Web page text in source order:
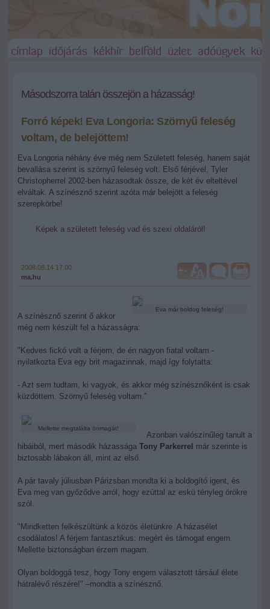
címlap időjárás kékhír belföld üzlet adóügyek
Másodszorra talán összejön a házasság!
Forró képek! Eva Longoria: Szörnyű feleség
voltam, de belejöttem!
Eva Longoria néhány éve még nem Született feleség, hanem saját
bevallása szerint is szörnyű feleség volt. Első férjével, Tyler
Christopherrel 2002-ben házasodtak össze, de két év elteltével
elváltak. A színésznő szerint azóta már belejött a feleség
szerepkörbe!
Képek a született feleség vad és szexi oldaláról!
2008.08.14 17:00
ma.hu
+-
Eva már boldog feleség!
A színésznő szerint ő akkor
még nem készült fel a házasságra:
"Kedves fickó volt a férjem, de én nagyon fiatal voltam -
nyilatkozta Eva egy brit magazinnak, majd így folytatta:
- Azt sem tudtam, ki vagyok, és akkor még színésznőként is csak
küzdöttem. Szörnyű feleség voltam.”
Mellette megtalálta önmagát!
Azonban valószínűleg tanult a
hibáiból, mert második házassága Tony Parkerrel már szerinte is
biztosabb lábakon áll, mint az első.
A pár tavaly júliusban Párizsban mondta ki a boldogító igent, és
Eva meg van győződve arról, hogy ezúttal az eskü tényleg örökre
szól.
"Mindketten felkészültünk a közös életünkre. A házasélet
csodálatos! A férjem fantasztikus: megért és támogat engem.
Mellette biztonságban érzem magam.
Olyan boldoggá tesz, hogy Tony engem választott társául élete
hátralévő részére!" –mondta a színésznő.